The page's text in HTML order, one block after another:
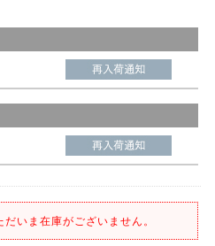
いま在庫がございません。